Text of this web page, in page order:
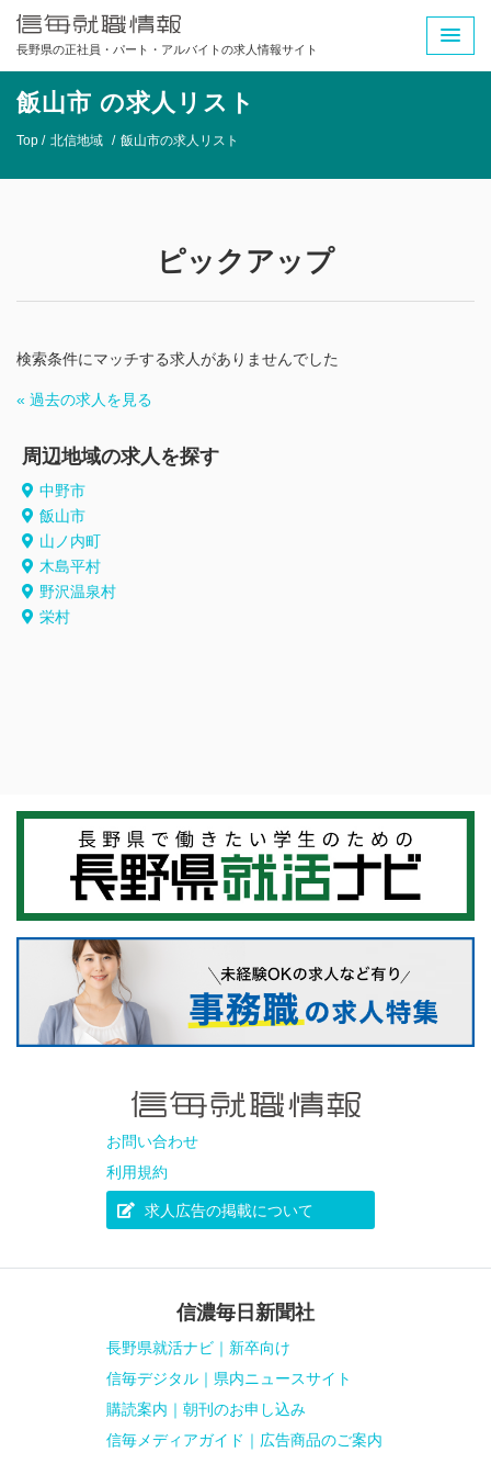
長野県の正社員・パート・アルバイトの求人情報サイト
飯山市 の求人リスト
Top / 北信地域 / 飯山市の求人リスト
ピックアップ
検索条件にマッチする求人がありませんでした
« 過去の求人を見る
周辺地域の求人を探す
中野市
飯山市
山ノ内町
木島平村
野沢温泉村
栄村
お問い合わせ
利用規約
求人広告の掲載について
信濃毎日新聞社
長野県就活ナビ｜新卒向け
信毎デジタル｜県内ニュースサイト
購読案内｜朝刊のお申し込み
信毎メディアガイド｜広告商品のご案内